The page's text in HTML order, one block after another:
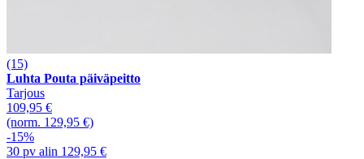
(15)
Luhta Pouta päiväpeitto
Tarjous
109,95 €
(norm. 129,95 €)
-15%
30 pv alin 129,95 €